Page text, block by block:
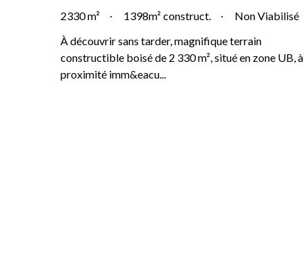
2330 m² 1398m² construct.
Non Viabilisé
À découvrir sans tarder, magnifique terrain
constructible boisé de 2 330 m², situé en zone UB, à
proximité imm&eacu...